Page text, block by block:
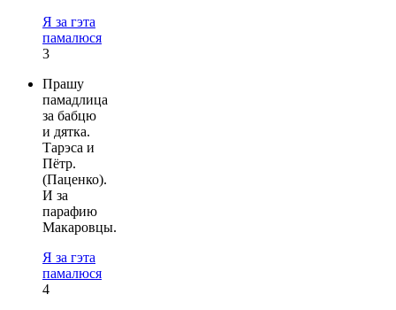
Я за гэта
памалюся
3
Прашу
памадлица
за бабцю
и дятка.
Тарэса и
Пётр.
(Паценко).
И за
парафию
Макаровцы.
Я за гэта
памалюся
4